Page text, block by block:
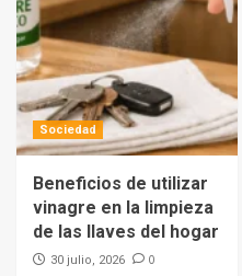
Sociedad
Beneficios de utilizar
vinagre en la limpieza
de las llaves del hogar
30 julio, 2026 0